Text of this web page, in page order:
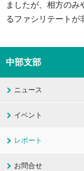
ましたが、相方のみ
るファシリテートが
中部支部
ニュース
イベント
レポート
お問合せ